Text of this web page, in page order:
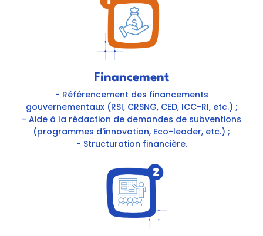
Financement
- Référencement des financements
gouvernementaux (RSI, CRSNG, CED, ICC-RI, etc.) ;
- Aide à la rédaction de demandes de subventions
(programmes d'innovation, Eco-leader, etc.) ;
- Structuration financière.